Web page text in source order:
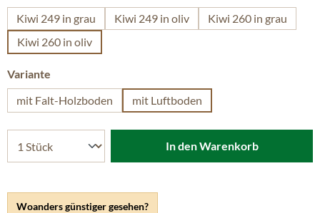
Woanders günstiger gesehen?
Kiwi 249 in grau
Kiwi 249 in oliv
Kiwi 260 in grau
Kiwi 260 in oliv
Variante
mit Falt-Holzboden
mit Luftboden
In den Warenkorb